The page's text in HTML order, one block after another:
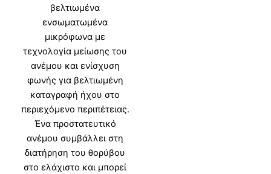
βελτιωμένα
ενσωματωμένα
μικρόφωνα με
τεχνολογία μείωσης του
ανέμου και ενίσχυση
φωνής για βελτιωμένη
καταγραφή ήχου στο
περιεχόμενο περιπέτειας.
Ένα προστατευτικό
ανέμου συμβάλλει στη
διατήρηση του θορύβου
στο ελάχιστο και μπορεί